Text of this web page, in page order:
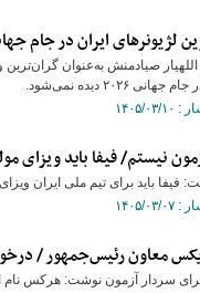
ایران در جام جهانی
صیادمنش به‌عنوان
دیده نمی‌شود.
نیستم/ فیفا باید ویزای
باید برای تیم ملی ایران
معاون رئیس‌جمهور /
سردار آزمون نوشت: هرکس نام